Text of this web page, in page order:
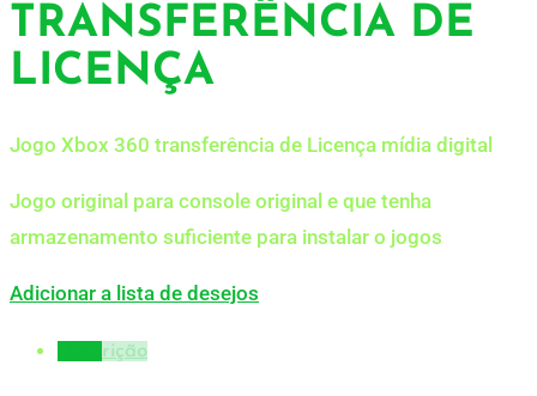
TRANSFERÊNCIA DE
LICENÇA
Jogo Xbox 360 transferência de Licença mídia digital
Jogo original para console original e que tenha
armazenamento suficiente para instalar o jogos
Adicionar a lista de desejos
Descrição